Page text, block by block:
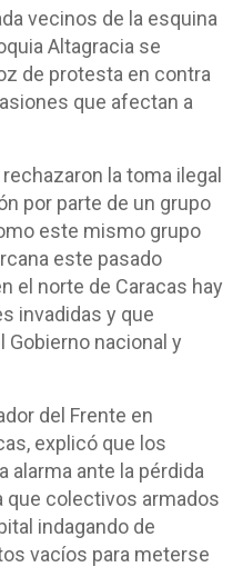
vecinos de la esquina
Altagracia se
de protesta en contra
que afectan a
la toma ilegal
por parte de un grupo
este mismo grupo
este pasado
el norte de Caracas hay
invadidas y que
Gobierno nacional y
del Frente en
explicó que los
alarma ante la pérdida
que colectivos armados
indagando de
vacíos para meterse